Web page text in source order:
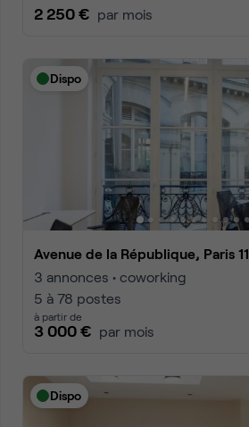
2 250 € par mois
Dispo
Avenue de la République, Paris 11
3 annonces • coworking
5 à 78 postes
à partir de
3 000 € par mois
Dispo